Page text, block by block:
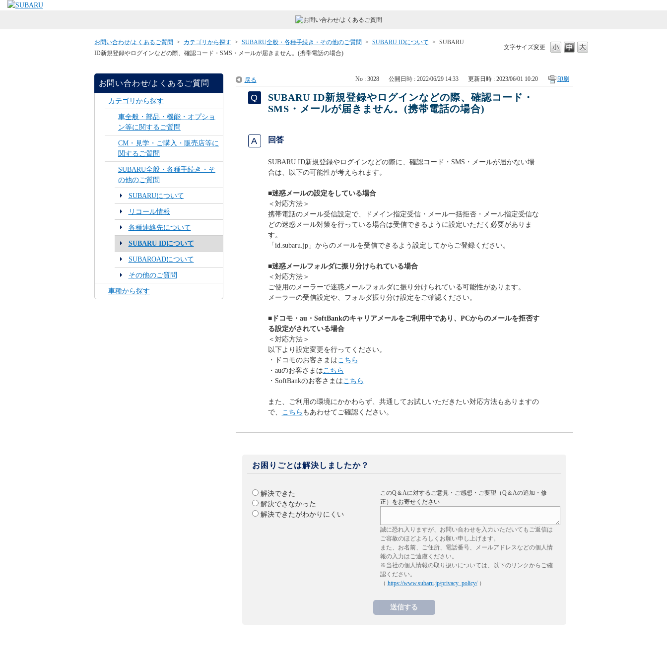
文字サイズ変更
お問い合わせ/よくあるご質問 > カテゴリから探す > SUBARU全般・各種手続き・その他のご質問 > SUBARU IDについて > SUBARU
ID新規登録やログインなどの際、確認コード・SMS・メールが届きません。(携帯電話の場合)
お問い合わせ/よくあるご質問
カテゴリから探す
車全般・部品・機能・オプショ
ン等に関するご質問
CM・見学・ご購入・販売店等に
関するご質問
SUBARU全般・各種手続き・そ
の他のご質問
SUBARUについて
リコール情報
各種連絡先について
SUBARU IDについて
SUBAROADについて
その他のご質問
車種から探す
戻る No : 3028 公開日時 : 2022/06/29 14:33 更新日時 : 2023/06/01 10:20 印刷
SUBARU ID新規登録やログインなどの際、確認コード・
SMS・メールが届きません。(携帯電話の場合)
回答
SUBARU ID新規登録やログインなどの際に、確認コード・SMS・メールが届かない場
合は、以下の可能性が考えられます。
■迷惑メールの設定をしている場合
＜対応方法＞
携帯電話のメール受信設定で、ドメイン指定受信・メール一括拒否・メール指定受信な
どの迷惑メール対策を行っている場合は受信できるように設定いただく必要がありま
す。
「id.subaru.jp」からのメールを受信できるよう設定してからご登録ください。
■迷惑メールフォルダに振り分けられている場合
＜対応方法＞
ご使用のメーラーで迷惑メールフォルダに振り分けられている可能性があります。
メーラーの受信設定や、フォルダ振り分け設定をご確認ください。
■ドコモ・au・SoftBankのキャリアメールをご利用中であり、PCからのメールを拒否す
る設定がされている場合
＜対応方法＞
以下より設定変更を行ってください。
・ドコモのお客さまはこちら
・auのお客さまはこちら
・SoftBankのお客さまはこちら
また、ご利用の環境にかかわらず、共通してお試しいただきたい対応方法もありますの
で、 こちら もあわせてご確認ください。
お困りごとは解決しましたか？
解決できた
解決できなかった
解決できたがわかりにくい
このQ＆Aに対するご意見・ご感想・ご要望（Q＆Aの追加・修
正）をお寄せください
誠に恐れ入りますが、お問い合わせを入力いただいてもご返信は
ご容赦のほどよろしくお願い申し上げます。
また、お名前、ご住所、電話番号、メールアドレスなどの個人情
報の入力はご遠慮ください。
※当社の個人情報の取り扱いについては、以下のリンクからご確
認ください。
（ https://www.subaru.jp/privacy_policy/）